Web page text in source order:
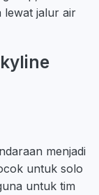
lewat jalur air
menjadi
untuk solo
untuk tim